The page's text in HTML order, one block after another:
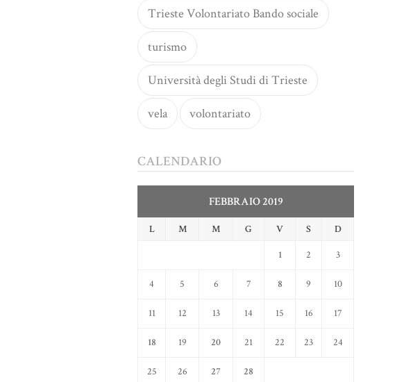
Trieste Volontariato Bando sociale
turismo
Università degli Studi di Trieste
vela volontariato
CALENDARIO
FEBBRAIO 2019
L M M G V S D
1 2 3
4 5 6 7 8 9 10
11 12 13 14 15 16 17
18 19 20 21 22 23 24
25 26 27 28